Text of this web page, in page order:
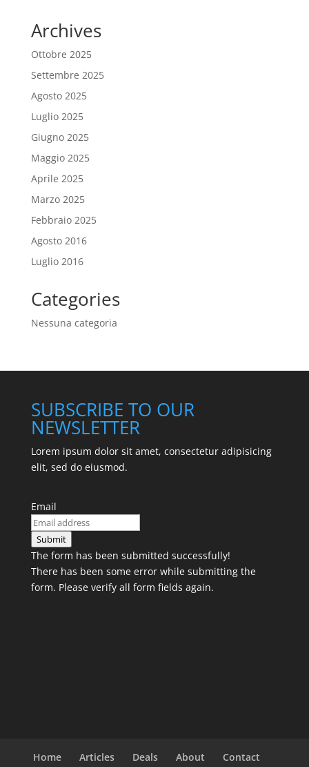
Archives
Ottobre 2025
Settembre 2025
Agosto 2025
Luglio 2025
Giugno 2025
Maggio 2025
Aprile 2025
Marzo 2025
Febbraio 2025
Agosto 2016
Luglio 2016
Categories
Nessuna categoria
SUBSCRIBE TO OUR
NEWSLETTER
Lorem ipsum dolor sit amet, consectetur adipisicing
elit, sed do eiusmod.
Email
Submit
The form has been submitted successfully!
There has been some error while submitting the
form. Please verify all form fields again.
Home Articles Deals About Contact